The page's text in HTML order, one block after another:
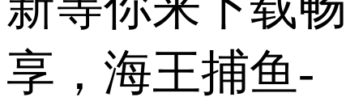
享，海王捕鱼-